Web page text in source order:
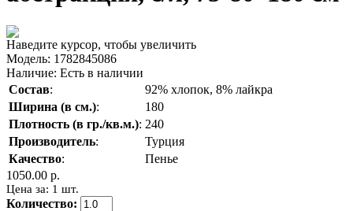
Наведите курсор, чтобы увеличить
Модель: 1782845086
Наличие: Есть в наличии
Состав:
92% хлопок, 8% лайкра
Ширина (в см.):
180
Плотность (в гр./кв.м.): 240
Производитель:
Турция
Качество:
Пенье
1050.00 р.
Цена за: 1 шт.
Количество: